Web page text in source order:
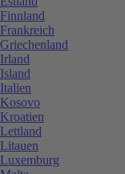
Finnland
Frankreich
Griechenland
Irland
Island
Italien
Kosovo
Kroatien
Lettland
Litauen
Luxemburg